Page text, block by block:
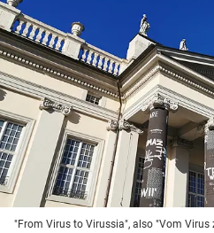
"From Virus to Virussia", also "Vom Virus